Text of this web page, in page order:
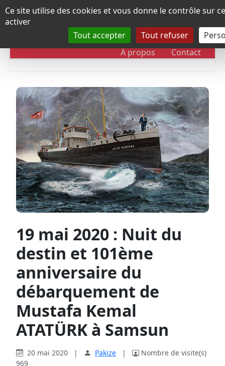
Panneau de gestion des cookies
Ce site utilise des cookies et vous donne le contrôle sur
activer
Tout accepter
Tout refuser
DOSSIERS CHRONOLOGIE
À propos Contact
19 mai 2020 : Nuit du
destin et 101ème
anniversaire du
débarquement de
Mustafa Kemal
ATATÜRK à Samsun
20 mai 2020 | Pakize |
Nombre de visite(s)
969